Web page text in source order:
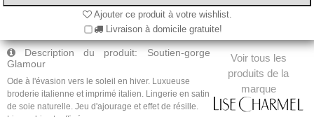
Ajouter ce produit à votre wishlist.
Livraison à domicile gratuite!
Voir tous les
produits de la
marque
Description du produit: Soutien-gorge
Glamour
Ode à l'évasion vers le soleil en hiver. Luxueuse
broderie italienne et imprimé italien. Lingerie en satin
de soie naturelle. Jeu d'ajourage et effet de résille.